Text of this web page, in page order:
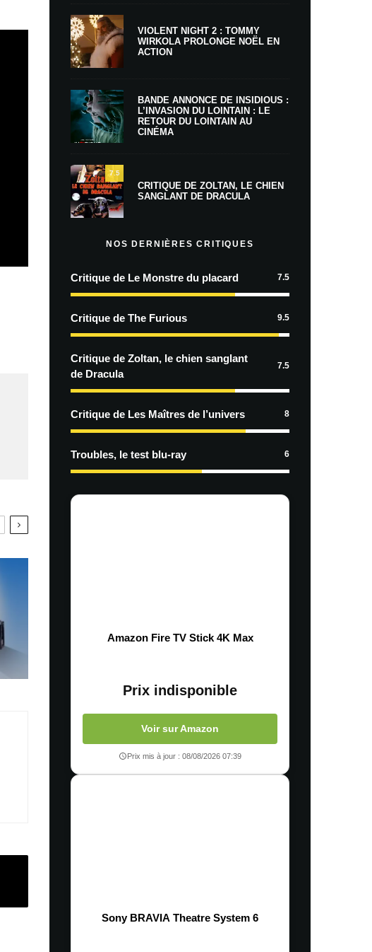
VIOLENT NIGHT 2 : TOMMY
WIRKOLA PROLONGE NOËL EN
ACTION
BANDE ANNONCE DE INSIDIOUS :
L’INVASION DU LOINTAIN : LE
RETOUR DU LOINTAIN AU
CINÉMA
7.5
CRITIQUE DE ZOLTAN, LE CHIEN
SANGLANT DE DRACULA
NOS DERNIÈRES CRITIQUES
Critique de Le Monstre du placard 7.5
Critique de The Furious 9.5
Critique de Zoltan, le chien sanglant
de Dracula
7.5
Critique de Les Maîtres de l’univers 8
Troubles, le test blu-ray 6
Amazon Fire TV Stick 4K Max
Prix indisponible
Voir sur Amazon
Prix mis à jour : 08/08/2026 07:39
Sony BRAVIA Theatre System 6